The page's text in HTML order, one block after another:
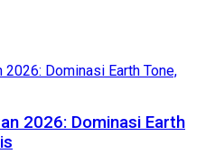
2026: Dominasi Earth